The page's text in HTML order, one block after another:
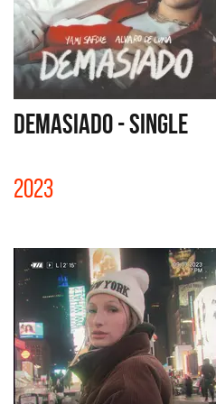
DEMASIADO - SINGLE
2023